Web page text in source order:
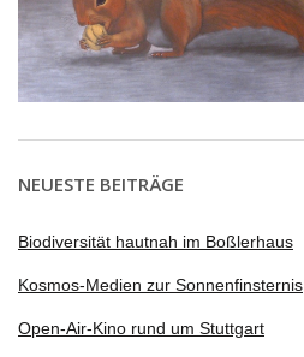
NEUESTE BEITRÄGE
Biodiversität hautnah im Boßlerhaus
Kosmos-Medien zur Sonnenfinsternis
Open-Air-Kino rund um Stuttgart